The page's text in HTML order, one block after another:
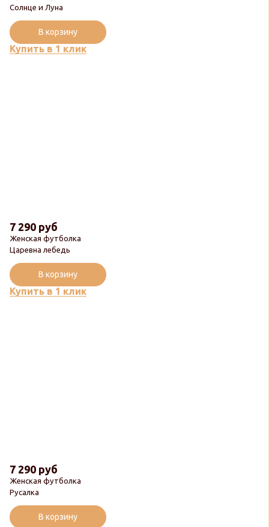
Солнце и Луна
Купить в 1 клик
В корзину
Женская футболка
Царевна лебедь
7 290 руб
Купить в 1 клик
В корзину
Женская футболка
Русалка
7 290 руб
В корзину